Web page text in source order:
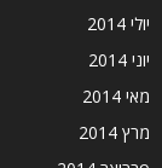
יולי 2014
יוני 2014
מאי 2014
מרץ 2014